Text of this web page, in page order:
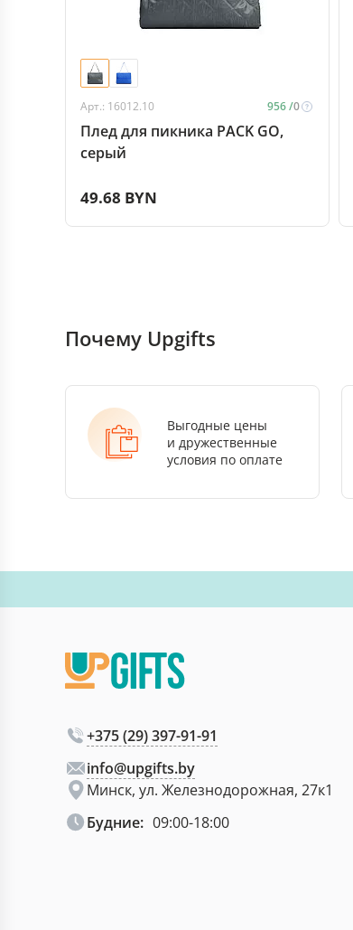
Арт.: 16012.10 956 /0
Плед для пикника PACK GO,
серый
49.68 BYN
Почему Upgifts
Выгодные цены
и дружественные
условия по оплате
+375 (29) 397-91-91
info@upgifts.by
Минск, ул. Железнодорожная, 27к1
Будние: 09:00-18:00